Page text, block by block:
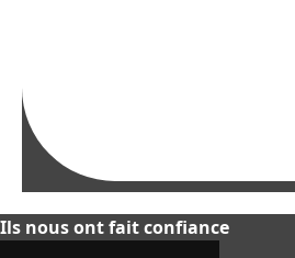
Ils nous ont fait confiance